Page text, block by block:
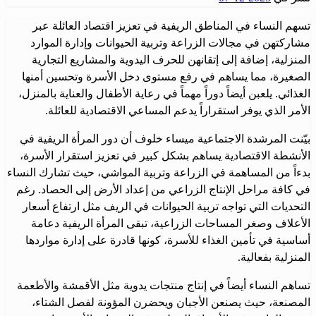
تسهم النساء في المناطق الريفية في تعزيز اقتصاد العائلة عبر
مشاركتهن في مجالات الزراعة وتربية الحيوانات وإدارة الموارد
المنزلية، إضافة إلى إتقانهن للحرف اليدوية والمشاريع التجارية
الصغيرة، مما يساهم في رفع مستوى دخل الأسرة وتحسين أمنها
الغذائي. يلعبن أيضاً دوراً مهماً في رعاية الأطفال والعناية بالمنزل،
الأمر الذي يوفر استقراراً يدعم المساعي الاقتصادية للعائلة.
بيّنت المرشدة الاجتماعية ميساء خلوف أن دور المرأة الريفية في
الأنشطة الاقتصادية يساهم بشكل كبير في تعزيز استقرار الأسرة،
بدءاً من المساهمة في الزراعة وتربية المواشي، حيث تشارك النساء
في كافة مراحل الإنتاج الزراعي من إعداد الأرض إلى الحصاد. رغم
التحديات التي تواجه تربية الحيوانات في الريف مثل ارتفاع أسعار
الأعلاف وصغر المساحات الزراعية، تبقى المرأة الريفية دعامة
أساسية في تأمين الغذاء للأسرة، كونها قادرة على إدارة مواردها
المنزلية بفعالية.
تساهم النساء أيضاً في إنتاج منتجات يدوية مثل الأقمشة والأطعمة
المصنعة، حيث يصنعن الأجبان ويحضرن المؤونة لفصل الشتاء،